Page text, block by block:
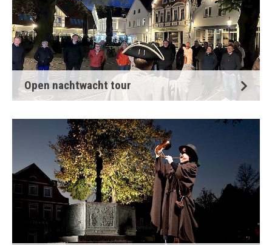
Open nachtwacht tour